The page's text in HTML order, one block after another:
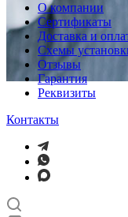
О компании
Сертификаты
Доставка и
Схемы
Отзывы
Гарантия
Реквизиты
Контакты